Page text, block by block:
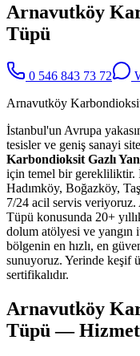
Arnavutköy
Tüpü
0 546 843 73 72
Arnavutköy
İstanbul'un Avrupa
tesisler ve geniş sanayi
Karbondioksit Gazlı
için temel bir gerekliliktir.
Hadımköy, Boğazköy,
7/24 acil servis
Tüpü konusunda 20+
dolum atölyesi ve
bölgenin en hızlı, en
sunuyoruz. Yerinde keşif
sertifikalıdır.
Arnavutköy
Tüpü — Hizmet